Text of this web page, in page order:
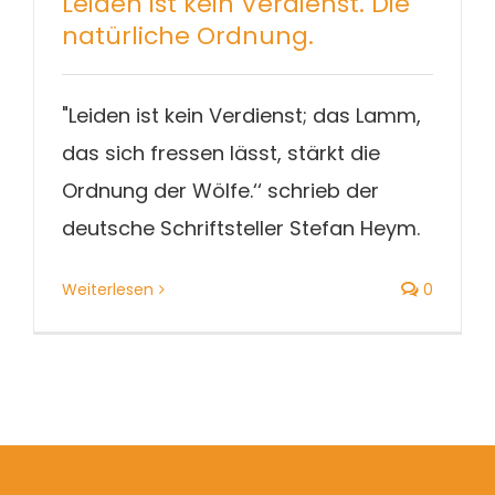
natürliche Ordnung.
"Leiden ist kein Verdienst; das Lamm,
das sich fressen lässt, stärkt die
Ordnung der Wölfe.‘‘ schrieb der
deutsche Schriftsteller Stefan Heym.
Weiterlesen 0